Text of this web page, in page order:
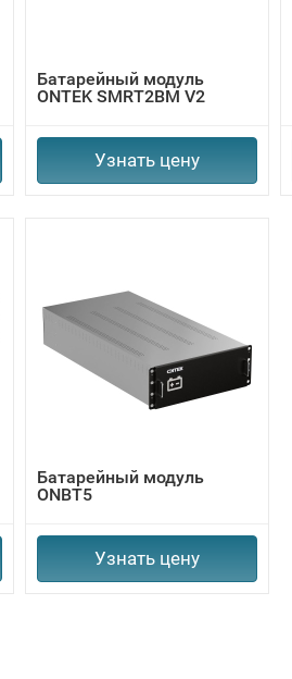
Батарейный модуль
ONTEK SMRT2BM V2
Узнать цену
Батарейный модуль
ONBT5
Узнать цену